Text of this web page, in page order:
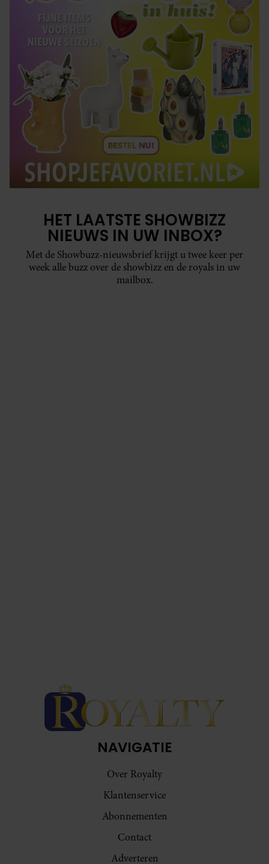
HET LAATSTE SHOWBIZZ
NIEUWS IN UW INBOX?
Met de Showbuzz-nieuwsbrief krijgt u twee keer per
week alle buzz over de showbizz en de royals in uw
mailbox.
NAVIGATIE
Over Royalty
Klantenservice
Abonnementen
Contact
Adverteren